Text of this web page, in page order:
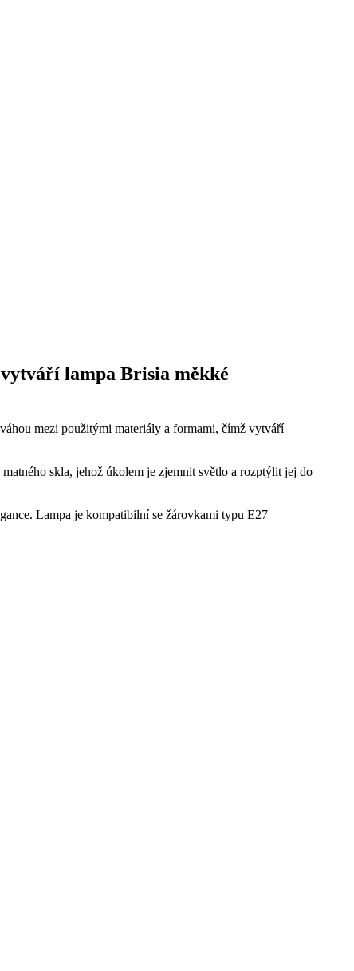
lampa Brisia měkké
mezi použitými materiály a formami, čímž vytváří
skla, jehož úkolem je zjemnit světlo a rozptýlit jej do
Lampa je kompatibilní se žárovkami typu E27